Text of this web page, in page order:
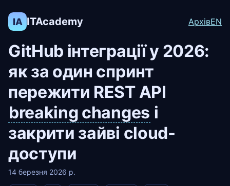
IA ITAcademy АрхівEN
GitHub інтеграції у 2026:
як за один спринт
пережити REST API
breaking changes і
закрити зайві cloud-
доступи
14 березня 2026 р.